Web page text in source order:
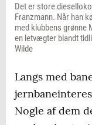
Det er store
Franzmann. Når han
med klubbens grønne
en letvægter blandt
Wilde
Langs med
Nogle af dem